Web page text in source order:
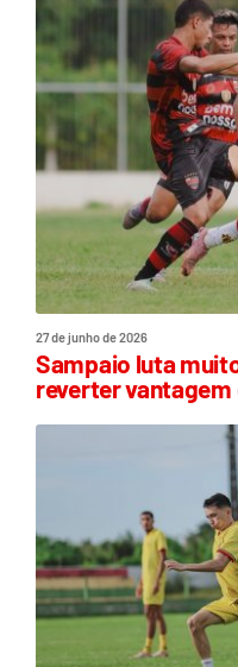
27 de junho de 2026
Sampaio luta
reverter